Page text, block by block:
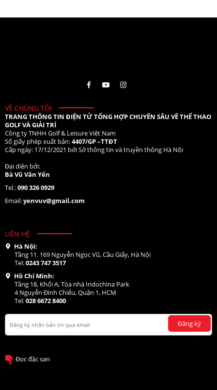
VỀ CHÚNG TÔI
TRANG THÔNG TIN ĐIỆN TỬ TỔNG HỢP CHUYÊN SÂU VỀ THỂ THAO
GOLF VÀ GIẢI TRÍ
Công ty TNHH Golf & Leisure Việt Nam
Số giấy phép xuất bản:4407/GP –TTĐT
Cấp ngày: 17/12/2021 bởi Sở thông tin và truyền thông Hà Nội
Đại diện bởi:
Bà Vũ Vân Yến
Tel.:090 326 0929
Email:yenvuv@gmail.com
LIÊN HỆ
Hà Nội:
Tầng 11. 169 Nguyễn Ngọc Vũ, Cầu Giấy, Hà Nội
Tel:0243 747 3517
Hồ Chí Minh:
Tầng 18, Khối A, Tòa nhà Indochina Park
4 Nguyễn Đình Chiểu, Quận 1, HCM
Tel:028 6672 8400
Đăng ký
Đọc đặc san